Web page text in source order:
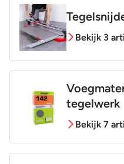
Bekijk 3
tegelwerk
Bekijk 7